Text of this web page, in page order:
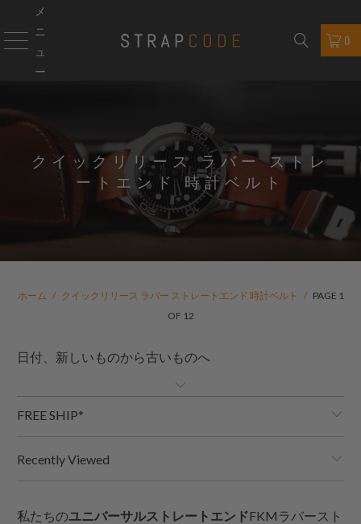
メ
ニ
ュ
ー
0
クイックリリース ラバー ストレ
ートエンド 時計ベルト
ホーム / クイックリリース ラバー ストレートエンド 時計ベルト / PAGE 1
OF 12
FREE SHIP*
Recently Viewed
私たちのユニバーサルストレートエンドFKMラバースト